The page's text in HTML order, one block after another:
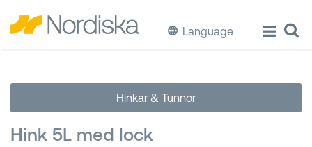
Language
Laga & Förvara mat
Äta & Dricka
Hinkar & Tunnor
Hink 5L med lock